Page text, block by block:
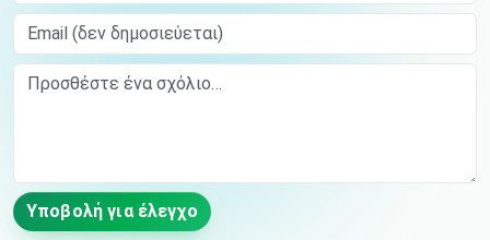
Email (δεν δημοσιεύεται)
Comment
Υποβολή για έλεγχο